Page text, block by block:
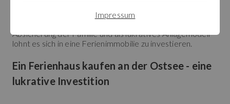
dass aktuell die beste Zeit ist, um sich eine
Absicherung der Familie und als lukratives Anlagemodell
lohnt es sich in eine Ferienimmobilie zu investieren.
Ein Ferienhaus kaufen an der Ostsee - eine
lukrative Investition
Impressum